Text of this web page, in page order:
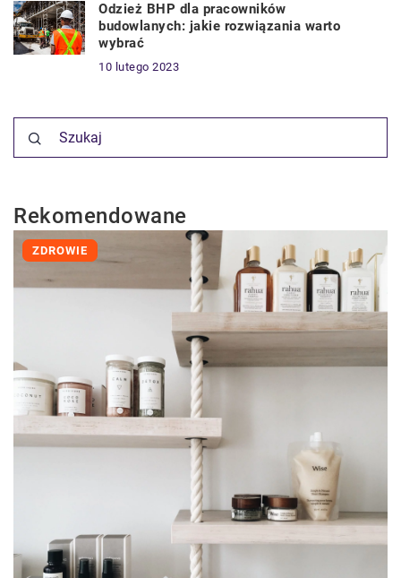
Odzież BHP dla pracowników
budowlanych: jakie rozwiązania warto
wybrać
10 lutego 2023
Rekomendowane
ZDROWIE